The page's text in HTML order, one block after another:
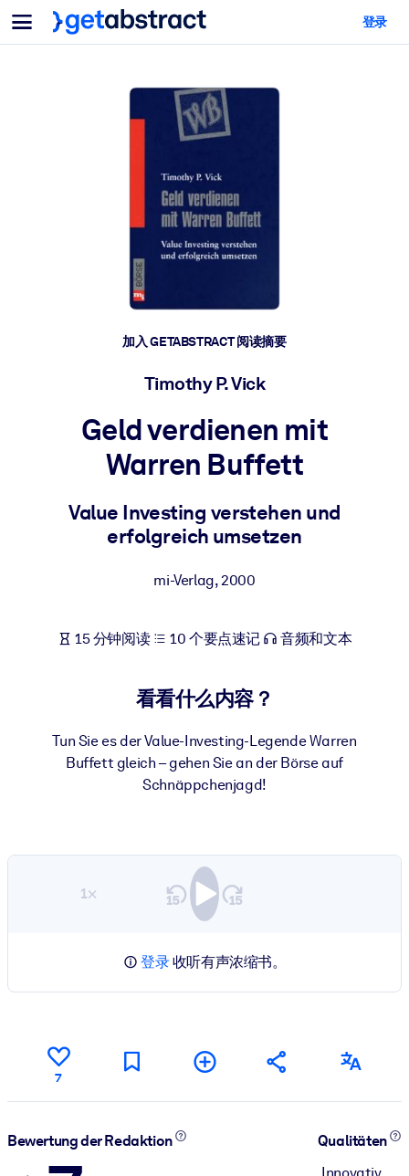
菜单
面向团队与管理者
为您的员工配备关键的人工智能技能。
帮助您的管理者为未来的工作时代做好准备。
让团队更轻松地共同学习、解决实际问题并更快采取行动。
技能提升与重塑
培养您的员工应对未来挑战所需的技能。
面向 LMS/LXP
面向企业图书馆
利用可靠、结构化的知识为您的人工智能系统提供动力，以改善输
结果。
面向人工智能系统
登录
加入 GETABSTRACT 阅读摘要
Timothy P. Vick
Geld verdienen mit
Warren Buffett
Value Investing verstehen und
erfolgreich umsetzen
mi-Verlag,2000
15 分钟阅读 10 个要点速记 音频和文本
看看什么内容？
Tun Sie es der Value-Investing-Legende Warren
Buffett gleich – gehen Sie an der Börse auf
Schnäppchenjagd!
1×
登录收听有声浓缩书。
7
Bewertung der Redaktion
Qualitäten
Innovativ